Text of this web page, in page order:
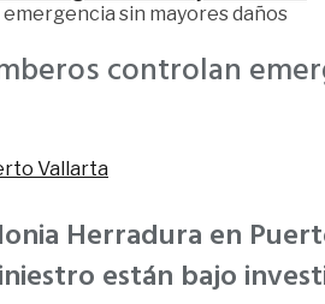
sin mayores daños
controlan
Vallarta
Herradura en
están bajo